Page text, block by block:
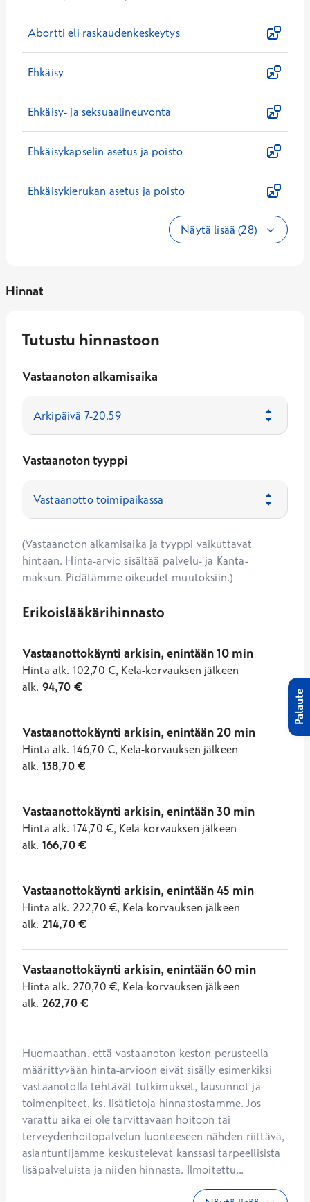
Abortti eli raskaudenkeskeytys
Ehkäisy
Ehkäisy- ja seksuaalineuvonta
Ehkäisykapselin asetus ja poisto
Ehkäisykierukan asetus ja poisto
Näytä lisää (28)
Hinnat
Tutustu hinnastoon
Vastaanoton alkamisaika
Vastaanoton tyyppi
(Vastaanoton alkamisaika ja tyyppi vaikuttavat
hintaan. Hinta-arvio sisältää palvelu- ja Kanta-
maksun. Pidätämme oikeudet muutoksiin.)
Erikoislääkärihinnasto
Vastaanottokäynti arkisin, enintään 10 min
Hinta alk. 102,70 €, Kela-korvauksen jälkeen
alk. 94,70 €
Vastaanottokäynti arkisin, enintään 20 min
Hinta alk. 146,70 €, Kela-korvauksen jälkeen
alk. 138,70€
Vastaanottokäynti arkisin, enintään 30 min
Hinta alk. 174,70 €, Kela-korvauksen jälkeen
alk. 166,70€
Vastaanottokäynti arkisin, enintään 45 min
Hinta alk. 222,70 €, Kela-korvauksen jälkeen
alk. 214,70€
Vastaanottokäynti arkisin, enintään 60 min
Hinta alk. 270,70 €, Kela-korvauksen jälkeen
alk. 262,70€
Huomaathan, että vastaanoton keston perusteella
määrittyvään hinta-arvioon eivät sisälly esimerkiksi
vastaanotolla tehtävät tutkimukset, lausunnot ja
toimenpiteet, ks. lisätietoja hinnastostamme. Jos
varattu aika ei ole tarvittavaan hoitoon tai
terveydenhoitopalvelun luonteeseen nähden riittävä,
asiantuntijamme keskustelevat kanssasi tarpeellisista
lisäpalveluista ja niiden hinnasta. Ilmoitettu...
Palaute